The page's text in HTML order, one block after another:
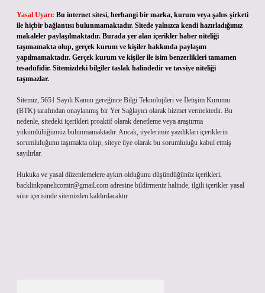
Yasal Uyarı: Bu internet sitesi, herhangi bir marka, kurum veya şahıs şirketi
ile hiçbir bağlantısı bulunmamaktadır. Sitede yalnızca kendi hazırladığımız
makaleler paylaşılmaktadır. Burada yer alan içerikler haber niteliği
taşımamakta olup, gerçek kurum ve kişiler hakkında paylaşım
yapılmamaktadır. Gerçek kurum ve kişiler ile isim benzerlikleri tamamen
tesadüfidir. Sitemizdeki bilgiler taslak halindedir ve tavsiye niteliği
taşımazlar.
Sitemiz, 5651 Sayılı Kanun gereğince Bilgi Teknolojileri ve İletişim Kurumu
(BTK) tarafından onaylanmış bir Yer Sağlayıcı olarak hizmet vermektedir. Bu
nedenle, sitedeki içerikleri proaktif olarak denetleme veya araştırma
yükümlülüğümüz bulunmamaktadır. Ancak, üyelerimiz yazdıkları içeriklerin
sorumluluğunu taşımakta olup, siteye üye olarak bu sorumluluğu kabul etmiş
sayılırlar.
Hukuka ve yasal düzenlemelere aykırı olduğunu düşündüğünüz içerikleri,
backlinkpanelicomtr@gmail.com adresine bildirmeniz halinde, ilgili içerikler yasal
süre içerisinde sitemizden kaldırılacaktır.